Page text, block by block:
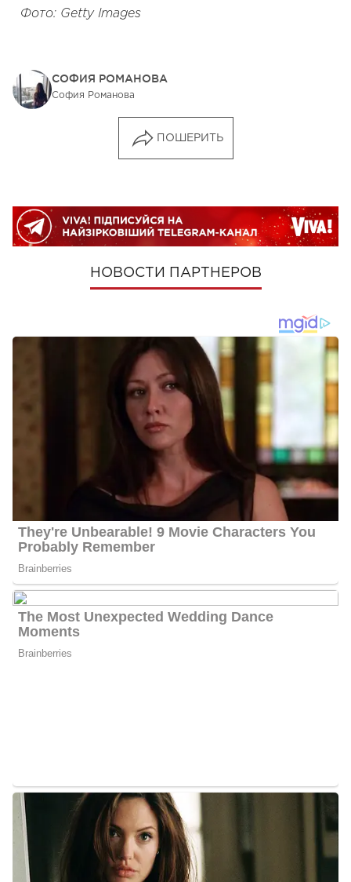
Фото: Getty Images
СОФИЯ РОМАНОВА
София Романова
ПОШЕРИТЬ
НОВОСТИ ПАРТНЕРОВ